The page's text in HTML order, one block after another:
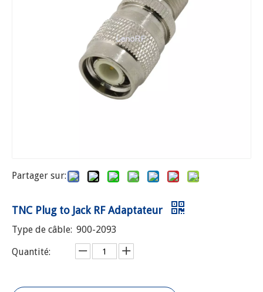
Partager sur:
TNC Plug to Jack RF Adaptateur
Type de câble: 900-2093
Quantité: